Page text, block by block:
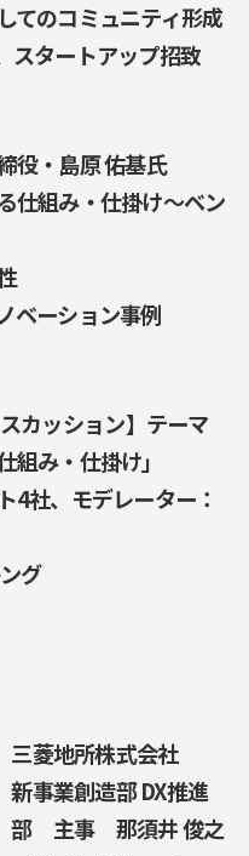
のコミュニティ形成
タートアップ招致
役・島原 佑基氏
仕組み・仕掛け〜ベン
ベーション事例
カッション】テーマ
組み・仕掛け」
モデレーター：
グ
三菱地所株式会社
新事業創造部 DX推進
部 主事 那須井 俊之